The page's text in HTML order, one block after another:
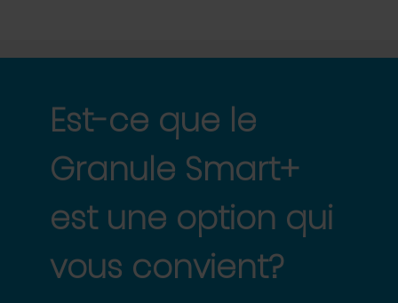
Est-ce que le
Granule Smart+
est une option qui
vous convient?